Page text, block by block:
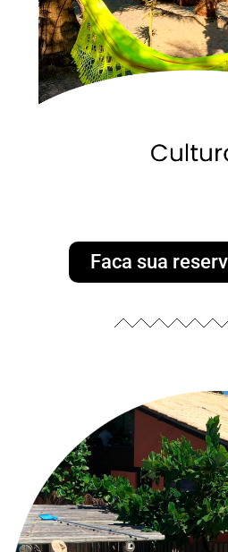
Aldeia
A Aldeia Hippie de Arembepe é
Patrimônio, Histórico, Artístico e
Camaçari
Faca sua